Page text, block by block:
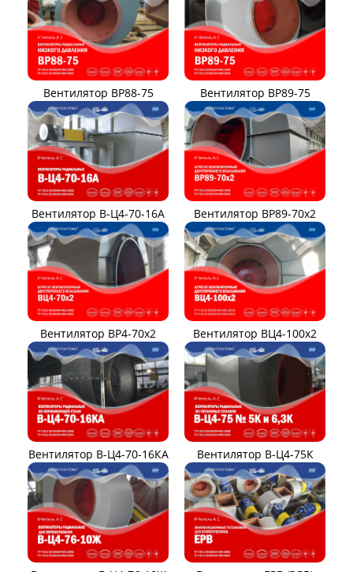
Вентилятор ВР88-75 Вентилятор ВР89-75
Вентилятор В-Ц4-70-16А Вентилятор ВР89-70x2
Вентилятор ВР4-70x2 Вентилятор ВЦ4-100х2
Вентилятор В-Ц4-70-16КА Вентилятор В-Ц4-75К